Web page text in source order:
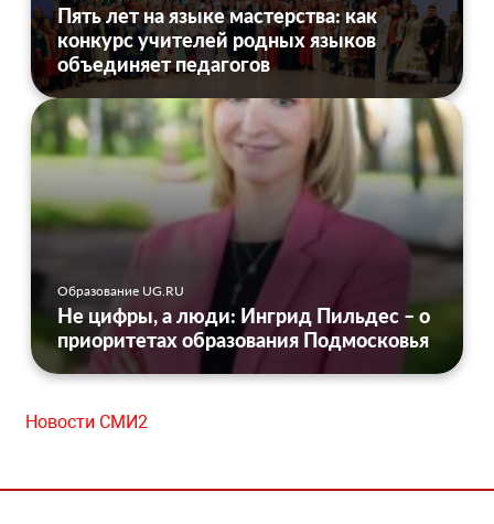
Пять лет на языке мастерства: как
конкурс учителей родных языков
объединяет педагогов
Образование UG.RU
Не цифры, а люди: Ингрид Пильдес – о
приоритетах образования Подмосковья
Новости СМИ2